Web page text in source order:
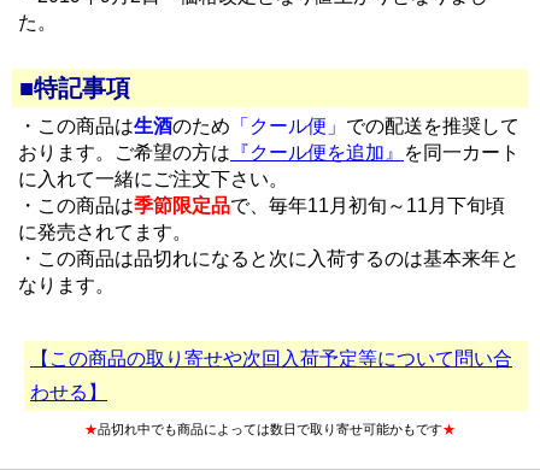
た。
■特記事項
・この商品は生酒のため 「クール便」 での配送を推奨して
おります。ご希望の方は 『クール便を追加』
を同一カート
に入れて一緒にご注文下さい。
・この商品は季節限定品で、毎年11月初旬～11月下旬頃
に発売されてます。
・この商品は品切れになると次に入荷するのは基本来年と
なります。
【この商品の取り寄せや次回入荷予定等について問い合
わせる】
★品切れ中でも商品によっては数日で取り寄せ可能かもです★